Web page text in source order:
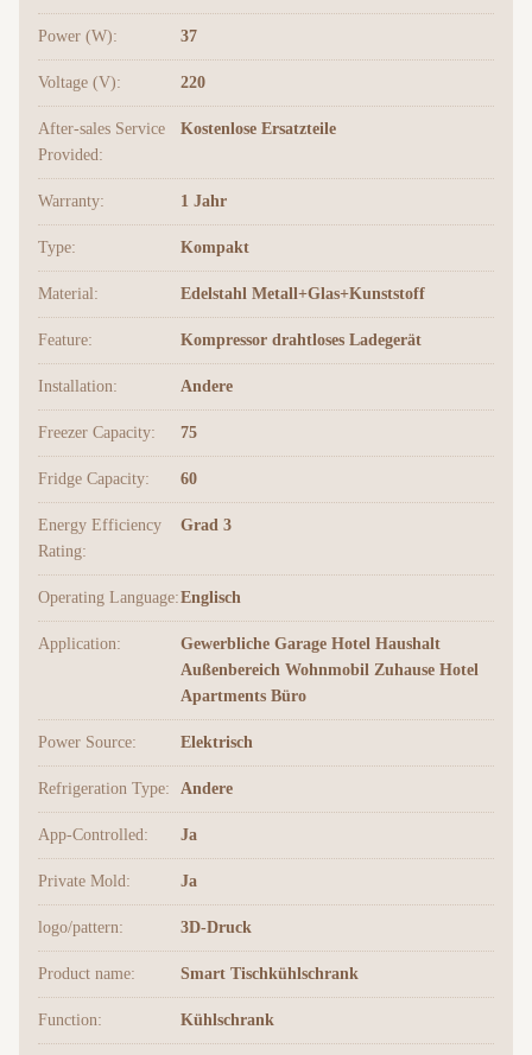
Power (W): 37
Voltage (V): 220
After-sales Service
Provided:
Kostenlose Ersatzteile
Warranty: 1 Jahr
Type: Kompakt
Material: Edelstahl Metall+Glas+Kunststoff
Feature: Kompressor drahtloses Ladegerät
Installation: Andere
Freezer Capacity: 75
Fridge Capacity: 60
Energy Efficiency
Rating:
Grad 3
Operating Language:Englisch
Application:
Gewerbliche Garage Hotel Haushalt
Außenbereich Wohnmobil Zuhause Hotel
Apartments Büro
Power Source: Elektrisch
Refrigeration Type: Andere
App-Controlled: Ja
Private Mold: Ja
logo/pattern: 3D-Druck
Product name: Smart Tischkühlschrank
Function: Kühlschrank